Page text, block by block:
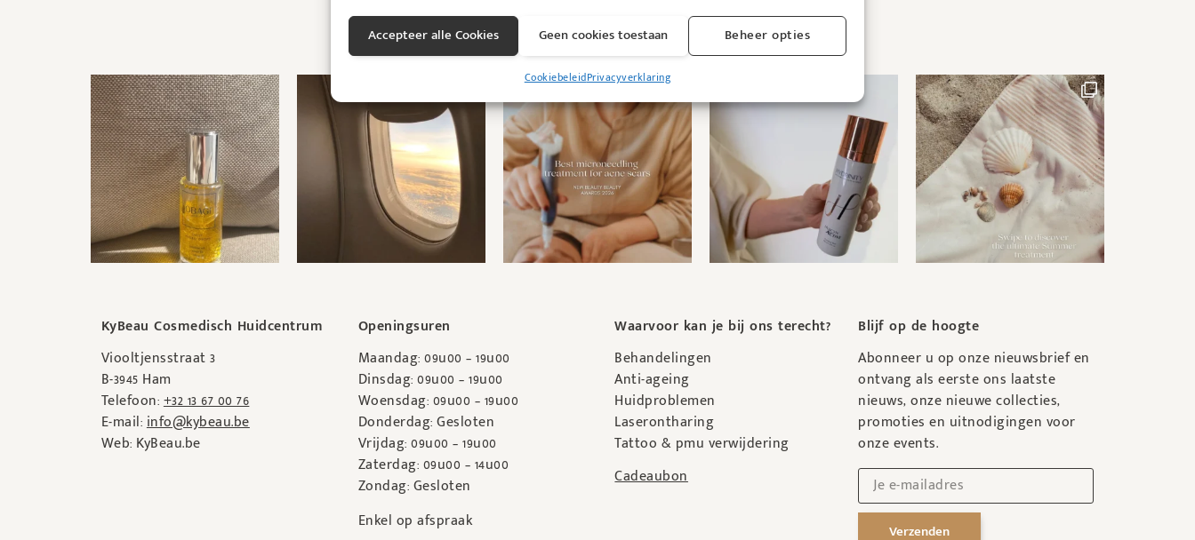
Verschillende apparaten linken, Apparaten identificeren op basis van automatisch
verzonden informatie.
Zorg dragen voor beveiliging, fraude voorkomen en detecteren en
fouten opsporen, Advertenties en content leveren en tonen.
Accepteer alle Cookies Geen cookies toestaan Beheer opties
CookiebeleidPrivacyverklaring
@kybeau
KyBeau Cosmedisch Huidcentrum
Viooltjensstraat 3
B-3945 Ham
Telefoon:+32 13 67 00 76
E-mail:info@kybeau.be
Web: KyBeau.be
Openingsuren
Maandag: 09u00 – 19u00
Dinsdag: 09u00 – 19u00
Woensdag: 09u00 – 19u00
Donderdag: Gesloten
Vrijdag: 09u00 – 19u00
Zaterdag: 09u00 – 14u00
Zondag: Gesloten
Enkel op afspraak
Waarvoor kan je bij ons terecht?
Behandelingen
Anti-ageing
Huidproblemen
Laserontharing
Tattoo & pmu verwijdering
Cadeaubon
Blijf op de hoogte
Abonneer u op onze nieuwsbrief en
ontvang als eerste ons laatste
nieuws, onze nieuwe collecties,
promoties en uitnodigingen voor
onze events.
Verzenden